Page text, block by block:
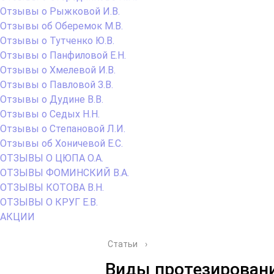
Отзывы о Рыжковой И.В.
Отзывы об Оберемок М.В.
Отзывы о Тутченко Ю.В.
Отзывы о Панфиловой Е.Н.
Отзывы о Хмелевой И.В.
Отзывы о Павловой З.В.
Отзывы о Дудине В.В.
Отзывы о Седых Н.Н.
Отзывы о Степановой Л.И.
Отзывы об Хоничевой Е.С.
ОТЗЫВЫ О ЦЮПА О.А.
ОТЗЫВЫ ФОМИНСКИЙ В.А.
ОТЗЫВЫ КОТОВА В.Н.
ОТЗЫВЫ О КРУГ Е.В.
АКЦИИ
Статьи ›
Виды